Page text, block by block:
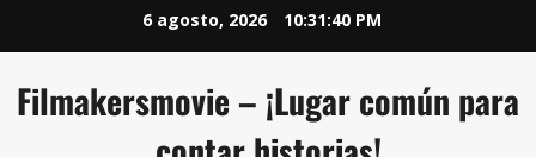
6 agosto, 2026 10:31:40 PM
Filmakersmovie – ¡Lugar común para